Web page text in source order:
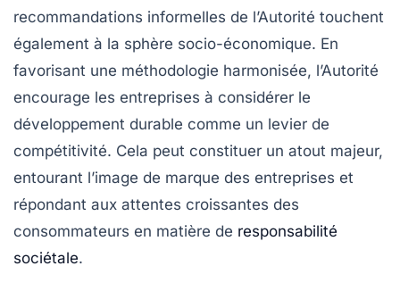
recommandations informelles de l’Autorité touchent
également à la sphère socio-économique. En
favorisant une méthodologie harmonisée, l’Autorité
encourage les entreprises à considérer le
développement durable comme un levier de
compétitivité. Cela peut constituer un atout majeur,
entourant l’image de marque des entreprises et
répondant aux attentes croissantes des
consommateurs en matière de responsabilité
sociétale.